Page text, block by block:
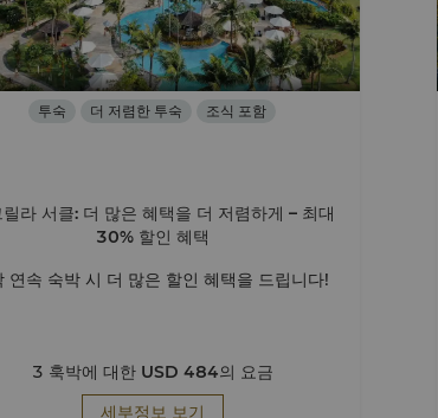
투숙 더 저렴한 투숙 조식 포함
릴라 서클: 더 많은 혜택을 더 저렴하게 – 최대
30% 할인 혜택
연속 숙박 시 더 많은 할인 혜택을 드립니다!
3 훅박에 대한 USD 484의 요금
세부정보 보기